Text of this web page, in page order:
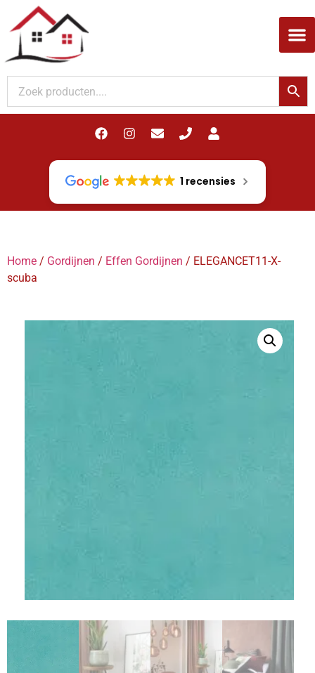
1 recensies
Home / Gordijnen / Effen Gordijnen / ELEGANCET11-X-
scuba